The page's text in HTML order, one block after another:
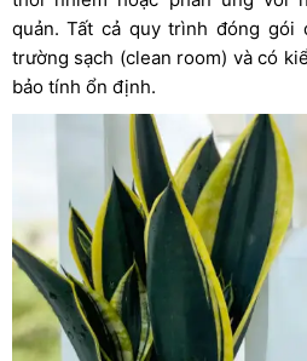
quản. Tất cả quy trình đóng gói
trường sạch (clean room) và có
bảo tính ổn định.